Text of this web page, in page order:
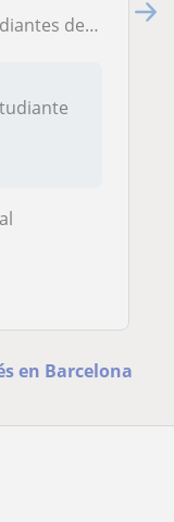
la educación
en Barcelona